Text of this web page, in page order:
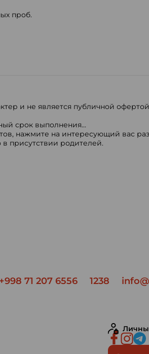
проб.
и не является публичной
срок выполнения...
нажмите на интересующий вас
в присутствии родителей.
+998 71 207 6556 1238